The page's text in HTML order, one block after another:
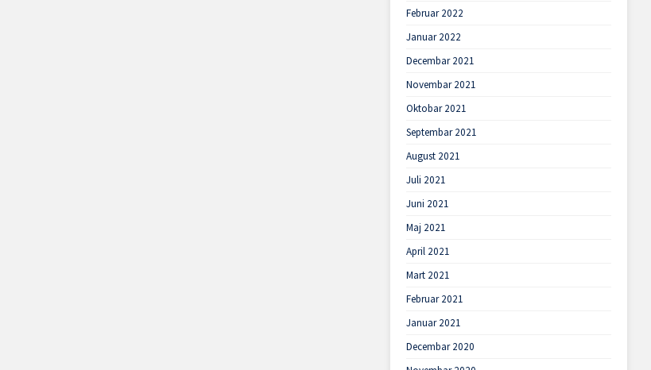
Februar 2022
Januar 2022
Decembar 2021
Novembar 2021
Oktobar 2021
Septembar 2021
August 2021
Juli 2021
Juni 2021
Maj 2021
April 2021
Mart 2021
Februar 2021
Januar 2021
Decembar 2020